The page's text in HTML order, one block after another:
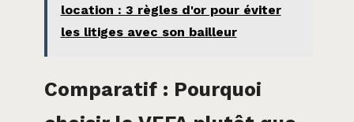
location : 3 règles d'or pour éviter
les litiges avec son bailleur
Comparatif : Pourquoi